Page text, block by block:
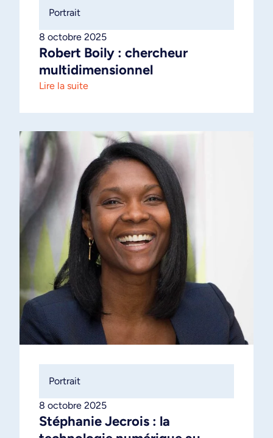
8 octobre 2025
Portrait
Robert Boily : chercheur
multidimensionnel
Lire la suite
8 octobre 2025
Portrait
Stéphanie Jecrois : la